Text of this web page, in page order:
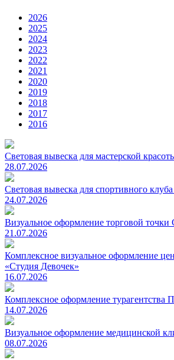
2026
2025
2024
2023
2022
2021
2020
2019
2018
2017
2016
Световая вывеска для мастерской
28.07.2026
Световая вывеска для спортивного
24.07.2026
Визуальное оформление торговой точки
21.07.2026
Комплексное визуальное оформление
«Студия Девочек»
16.07.2026
Комплексное оформление турагентства
14.07.2026
Визуальное оформление
08.07.2026